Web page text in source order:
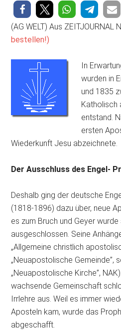
(AG WELT) Aus ZEITJOURNAL
bestellen!)
In
wurden in
und 1835
Katholisch
entstand.
ersten
Wiederkunft Jesu abzeichnete.
Der Ausschluss des Engel-
Deshalb ging der deutsche
(1818-1896) dazu über, neue
es zum Bruch und Geyer
ausgeschlossen. Seine
„Allgemeine christlich
„Neuapostolische Gemeinde”,
„Neuapostolische Kirche”,
wachsende Gemeinschaft
Irrlehre aus. Weil es immer
Aposteln kam, wurde das
abgeschafft.